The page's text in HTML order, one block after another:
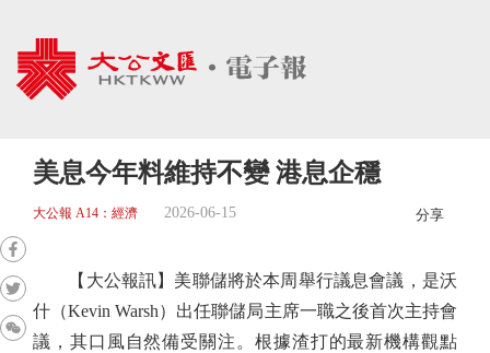
美息今年料維持不變 港息企穩
大公報 A14：經濟 2026-06-15 分享
【大公報訊】美聯儲將於本周舉行議息會議，是沃
什（Kevin Warsh）出任聯儲局主席一職之後首次主持會
議，其口風自然備受關注。根據渣打的最新機構觀點